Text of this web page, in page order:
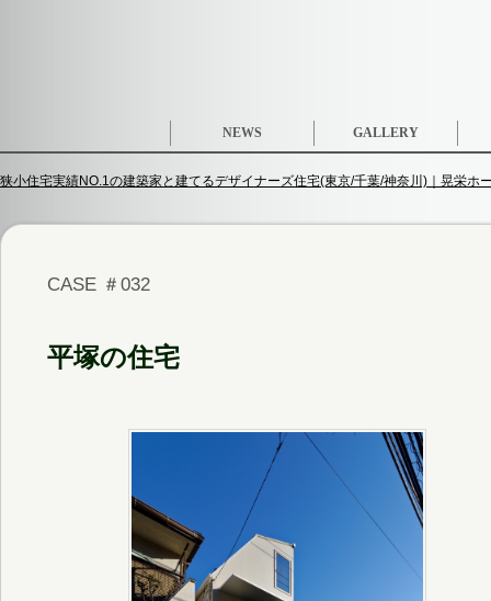
NEWS GALLERY
狭小住宅実績NO.1の建築家と建てるデザイナーズ住宅(東京/千葉/神奈川)｜晃栄ホ
CASE ＃032
平塚の住宅